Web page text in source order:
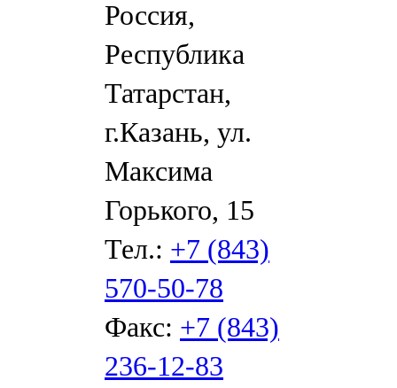
Россия,
Республика
Татарстан,
г.Казань, ул.
Максима
Горького, 15
Тел.: +7 (843)
570-50-78
Факс: +7 (843)
236-12-83